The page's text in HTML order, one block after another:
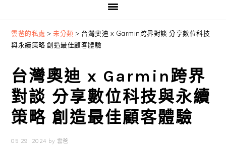
雲爸的私處 >未分類 > 台灣奧迪 x Garmin跨界對談 分享數位科技
與永續策略 創造最佳顧客體驗
台灣奧迪 x Garmin跨界
對談 分享數位科技與永續
策略 創造最佳顧客體驗
05 29, 2024 by 雲爸